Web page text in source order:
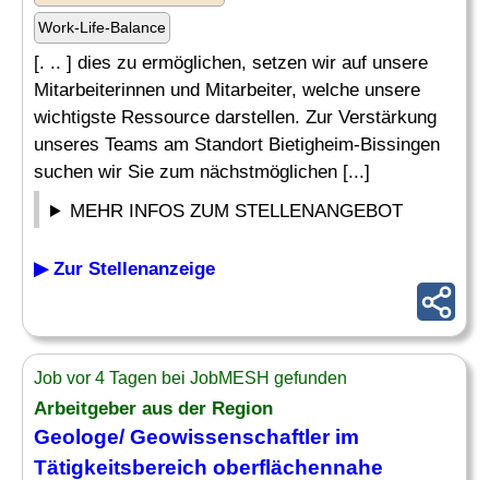
Work-Life-Balance
[. .. ] dies zu ermöglichen, setzen wir auf unsere
Mitarbeiterinnen und Mitarbeiter, welche unsere
wichtigste Ressource darstellen. Zur Verstärkung
unseres Teams am Standort Bietigheim-Bissingen
suchen wir Sie zum nächstmöglichen [...]
MEHR INFOS ZUM STELLENANGEBOT
▶ Zur Stellenanzeige
Job vor 4 Tagen bei JobMESH gefunden
Arbeitgeber aus der Region
Geologe/ Geowissenschaftler im
Tätigkeitsbereich oberflächennahe